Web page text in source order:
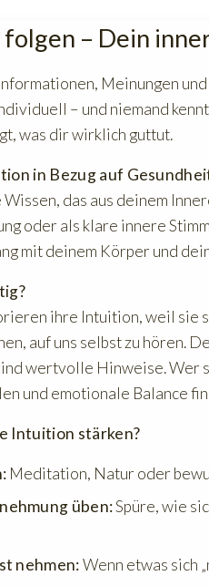
– Dein
Meinungen und
– und niemand
was dir wirklich guttut.
in Bezug auf
das aus deinem
oder als klare innere
mit deinem Körper und
ihre Intuition, weil sie
auf uns selbst zu hören.
wertvolle Hinweise. Wer
und emotionale Balance
Intuition stärken?
Meditation, Natur oder
üben:Spüre, wie
nehmen:Wenn etwas sich